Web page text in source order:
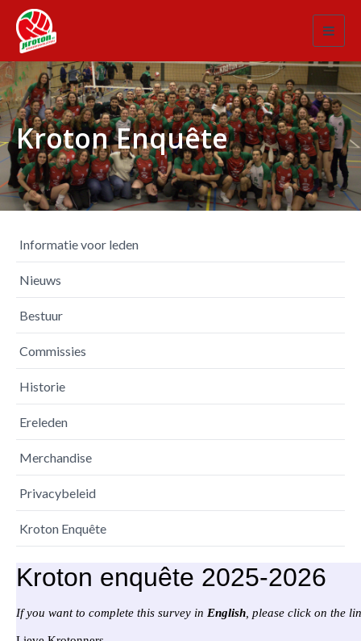
Kroton Enquête
Informatie voor leden
Nieuws
Bestuur
Commissies
Historie
Ereleden
Merchandise
Privacybeleid
Kroton Enquête